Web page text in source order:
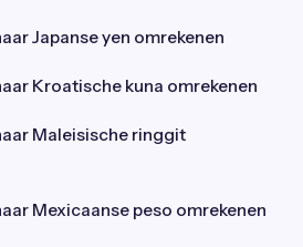
Japanse yen omrekenen
Kroatische kuna omrekenen
Maleisische ringgit
Mexicaanse peso omrekenen